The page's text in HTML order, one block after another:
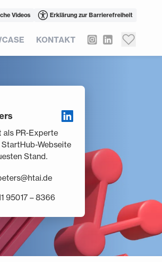
Videos Erklärung zur Barrierefreiheit
KONTAKT
als PR-Experte
Webseite
Stand.
95017 – 8366